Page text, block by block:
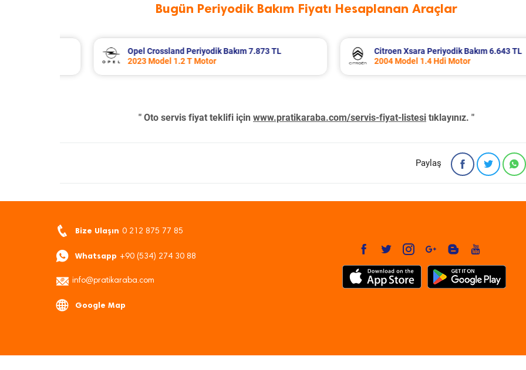
Bugün Periyodik Bakım Fiyatı Hesaplanan Araçlar
Citroen Xsara Periyodik Bakım 6.643 TL
2004 Model 1.4 Hdi Motor
Dacia Duster Periyodik Bakım 7.799 TL
2012 Model 1.5 Dci Motor
" Oto servis fiyat teklifi için www.pratikaraba.com/servis-fiyat-listesi tıklayınız. "
Paylaş
Bize Ulaşın 0 212 875 77 85
Whatsapp +90 (534) 274 30 88
info@pratikaraba.com
Google Map